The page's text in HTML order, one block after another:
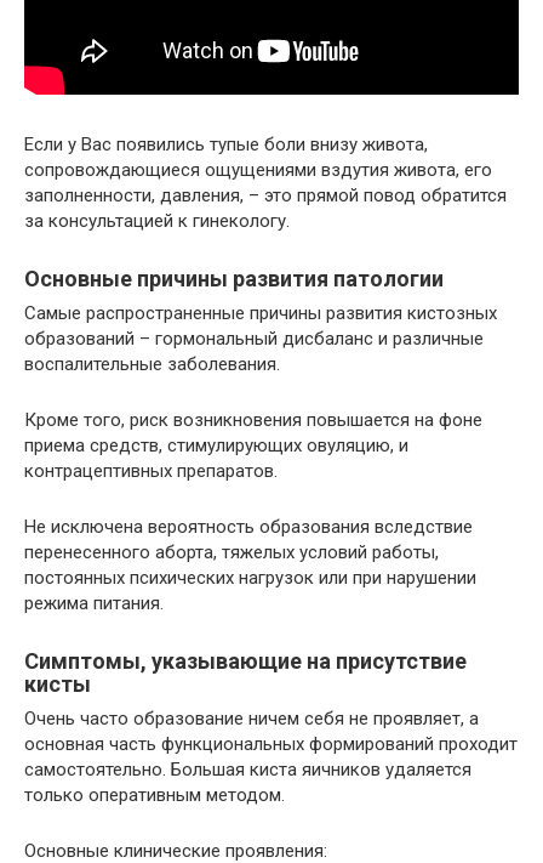
Если у Вас появились тупые боли внизу живота,
сопровождающиеся ощущениями вздутия живота, его
заполненности, давления, – это прямой повод обратится
за консультацией к гинекологу.
Основные причины развития патологии
Самые распространенные причины развития кистозных
образований – гормональный дисбаланс и различные
воспалительные заболевания.
Кроме того, риск возникновения повышается на фоне
приема средств, стимулирующих овуляцию, и
контрацептивных препаратов.
Не исключена вероятность образования вследствие
перенесенного аборта, тяжелых условий работы,
постоянных психических нагрузок или при нарушении
режима питания.
Симптомы, указывающие на присутствие
кисты
Очень часто образование ничем себя не проявляет, а
основная часть функциональных формирований проходит
самостоятельно. Большая киста яичников удаляется
только оперативным методом.
Основные клинические проявления: